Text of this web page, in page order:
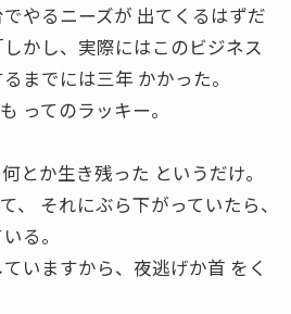
やるニーズが 出てくるはずだ
かし、実際にはこのビジネス
までには三年 かかった。
ってのラッキー。
とか生き残った というだけ。
、 それにぶら下がっていたら、
る。
いますから、夜逃げか首 をく